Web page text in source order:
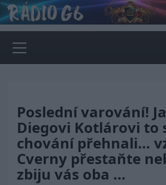
Skip
to
content
Menu
Poslední varování!
Diegovi Kotlárovi to
chování přehnali…
Cverny přestaňte
zbiju vás oba …